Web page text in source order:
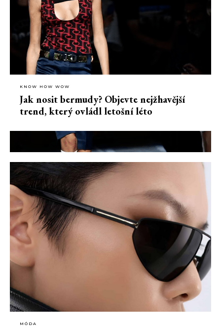
KNOW HOW WOW
Jak nosit bermudy? Objevte nejžhavější
trend, který ovládl letošní léto
MÓDA